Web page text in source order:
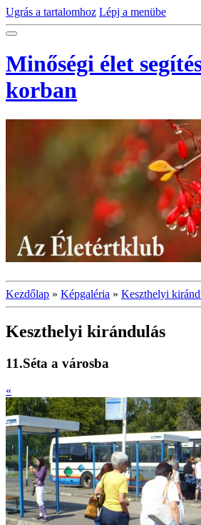
Ugrás a tartalomhoz Lépj a menübe
Minőségi élet
korban
Kezdőlap » Képgaléria » Keszthelyi
Keszthelyi kirándulás
11.Séta a városba
«